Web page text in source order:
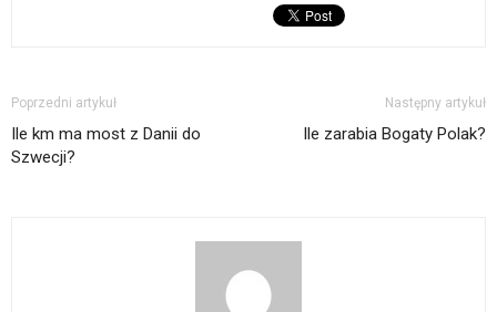
Poprzedni artykuł
Ile km ma most z Danii do
Szwecji?
Następny artykuł
Ile zarabia Bogaty Polak?